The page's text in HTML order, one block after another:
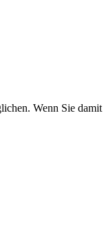
Wenn Sie